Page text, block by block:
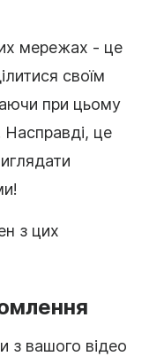
мережах - це
своїм
при цьому
це
з цих
з вашого відео